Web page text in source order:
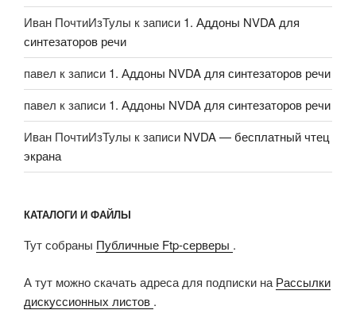
Иван ПочтиИзТулы к записи 1. Аддоны NVDA для
синтезаторов речи
павел к записи 1. Аддоны NVDA для синтезаторов речи
павел к записи 1. Аддоны NVDA для синтезаторов речи
Иван ПочтиИзТулы к записи NVDA — бесплатный чтец
экрана
КАТАЛОГИ И ФАЙЛЫ
Тут собраны Публичные Ftp-серверы .
А тут можно скачать адреса для подписки на Рассылки
дискуссионных листов .